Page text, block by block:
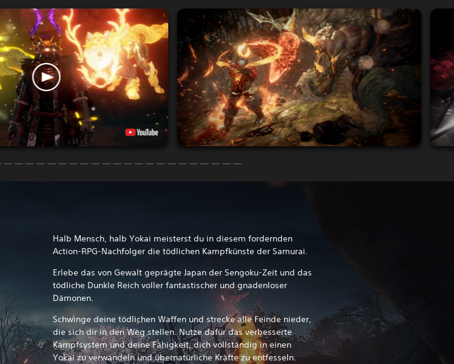
Halb Mensch, halb Yokai meisterst du in diesem fordernden
Action-RPG-Nachfolger die tödlichen Kampfkünste der Samurai.
Erlebe das von Gewalt geprägte Japan der Sengoku-Zeit und das
tödliche Dunkle Reich voller fantastischer und gnadenloser
Dämonen.
Schwinge deine tödlichen Waffen und strecke alle Feinde nieder,
die sich dir in den Weg stellen. Nutze dafür das verbesserte
Kampfsystem und deine Fähigkeit, dich vollständig in einen
Yokai zu verwandeln und übernatürliche Kräfte zu entfesseln.